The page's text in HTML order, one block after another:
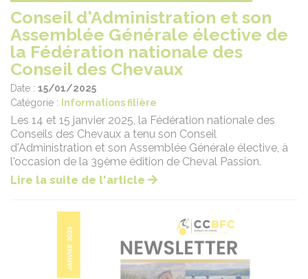
Conseil d'Administration et son
Assemblée Générale élective de
la Fédération nationale des
Conseil des Chevaux
Date : 15/01/2025
Catégorie :
Informations filière
Les 14 et 15 janvier 2025, la Fédération nationale des
Conseils des Chevaux a tenu son Conseil
d'Administration et son Assemblée Générale élective, à
l'occasion de la 39ème édition de Cheval Passion.
Lire la suite de l'article